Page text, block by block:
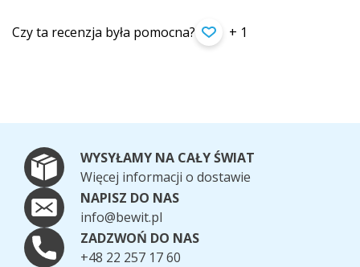
Czy ta recenzja była pomocna? + 1
WYSYŁAMY NA CAŁY ŚWIAT
Więcej informacji o dostawie
NAPISZ DO NAS
info@bewit.pl
ZADZWOŃ DO NAS
+48 22 257 17 60